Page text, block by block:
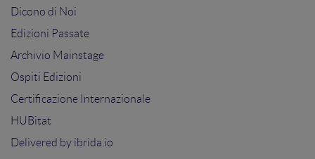
Dicono di Noi
Edizioni Passate
Archivio Mainstage
Ospiti Edizioni
Certificazione Internazionale
HUBitat
Delivered by ibrida.io